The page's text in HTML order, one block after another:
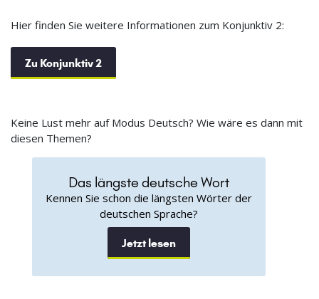
Hier finden Sie weitere Informationen zum Konjunktiv 2:
Zu Konjunktiv 2
Keine Lust mehr auf Modus Deutsch? Wie wäre es dann mit
diesen Themen?
Das längste deutsche Wort
Kennen Sie schon die längsten Wörter der
deutschen Sprache?
Jetzt lesen